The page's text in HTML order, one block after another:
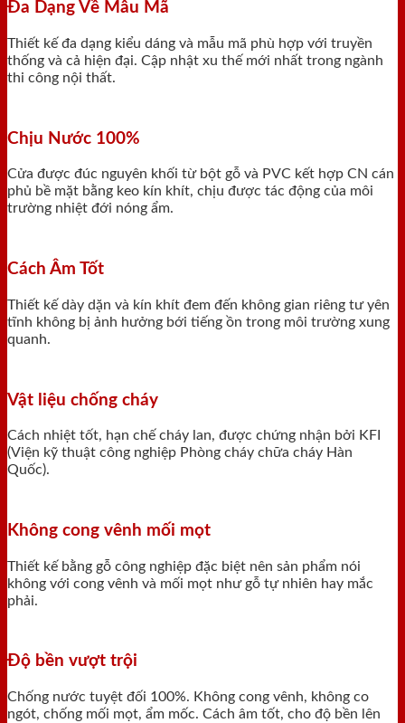
Đa Dạng Về Mẫu Mã
Thiết kế đa dạng kiểu dáng và mẫu mã phù hợp với truyền
thống và cả hiện đại. Cập nhật xu thế mới nhất trong ngành
thi công nội thất.
Chịu Nước 100%
Cửa được đúc nguyên khối từ bột gỗ và PVC kết hợp CN cán
phủ bề mặt bằng keo kín khít, chịu được tác động của môi
trường nhiệt đới nóng ẩm.
Cách Âm Tốt
Thiết kế dày dặn và kín khít đem đến không gian riêng tư yên
tĩnh không bị ảnh hưởng bới tiếng ồn trong môi trường xung
quanh.
Vật liệu chống cháy
Cách nhiệt tốt, hạn chế cháy lan, được chứng nhận bởi KFI
(Viện kỹ thuật công nghiệp Phòng cháy chữa cháy Hàn
Quốc).
Không cong vênh mối mọt
Thiết kế bằng gỗ công nghiệp đặc biệt nên sản phẩm nói
không với cong vênh và mối mọt như gỗ tự nhiên hay mắc
phải.
Độ bền vượt trội
Chống nước tuyệt đối 100%. Không cong vênh, không co
ngót, chống mối mọt, ẩm mốc. Cách âm tốt, cho độ bền lên